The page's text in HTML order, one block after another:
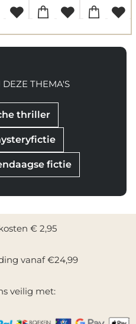
thriller
fictie
DEZE THEMA'S
€ 2,95
vanaf €24,99
veilig met: